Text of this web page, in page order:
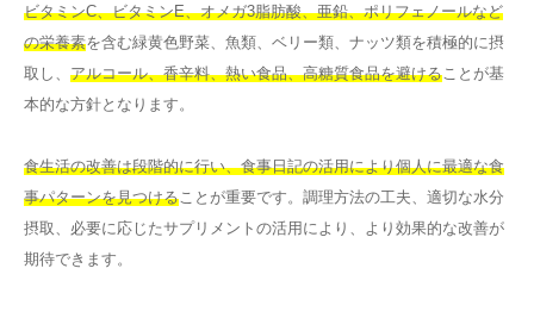
ビタミンC、ビタミンE、オメガ3脂肪酸、亜鉛、ポリフェノールなど
の栄養素を含む緑黄色野菜、魚類、ベリー類、ナッツ類を積極的に摂
取し、 アルコール、香辛料、熱い食品、高糖質食品を避ける ことが基
本的な方針となります。
食生活の改善は段階的に行い、食事日記の活用により個人に最適な食
事パターンを見つける ことが重要です。調理方法の工夫、適切な水分
摂取、必要に応じたサプリメントの活用により、より効果的な改善が
期待できます。